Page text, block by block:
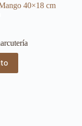
40×18 cm